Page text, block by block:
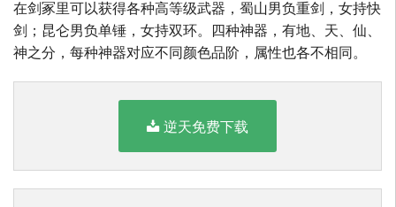
在剑冢里可以获得各种高等级武器，蜀山男负重剑，女持快
剑；昆仑男负单锤，女持双环。四种神器，有地、天、仙、
神之分，每种神器对应不同颜色品阶，属性也各不相同。
逆天免费下载